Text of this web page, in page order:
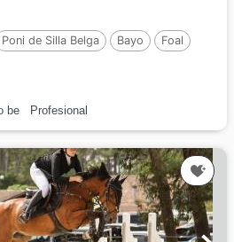
Poni de Silla Belga Bayo
Foal
be Profesional